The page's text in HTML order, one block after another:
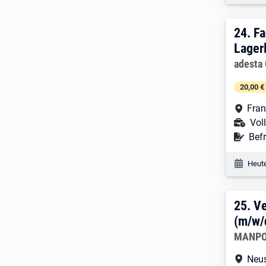
24.
24.
adesta
20,00
25.
25.
(m/